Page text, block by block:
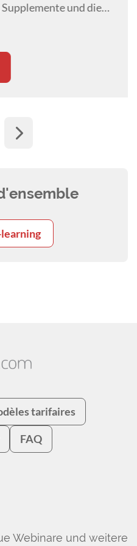
und die
des Hundes
tarifaires
FAQ
Webinare und weitere